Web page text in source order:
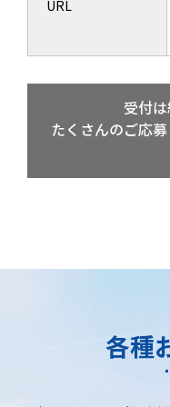
URL
受付
たくさんのご応
各種